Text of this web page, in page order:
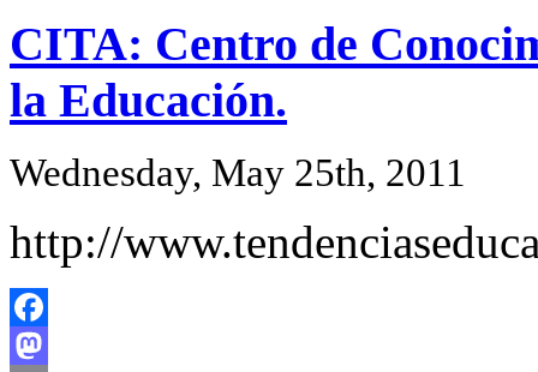
CITA: Centro de
la Educación.
Wednesday, May 25th, 2011
http://
Facebook